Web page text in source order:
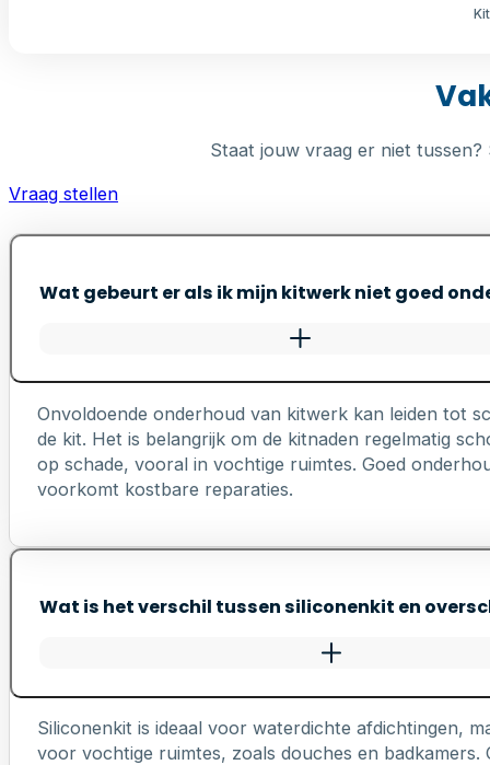
Staat jouw vraag er niet tussen?
Vraag stellen
Wat gebeurt er als ik mijn kitwerk niet goed
Onvoldoende onderhoud van kitwerk kan leiden tot
de kit. Het is belangrijk om de kitnaden regelmatig
op schade, vooral in vochtige ruimtes. Goed
voorkomt kostbare reparaties.
Wat is het verschil tussen siliconenkit en
Siliconenkit is ideaal voor waterdichte afdichtingen,
voor vochtige ruimtes, zoals douches en badkamers.